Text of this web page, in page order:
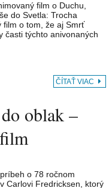
film o Duchu,
do Svetla: Trocha
film o tom, že aj Smrť
časti týchto anivonaných
ČÍTAŤ VIAC
oblak –
o 78 ročnom
Carlovi Fredricksen, ktorý